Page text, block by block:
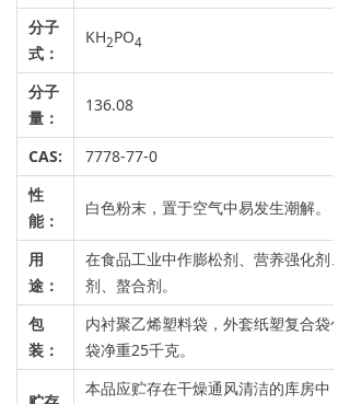
分子
式：
KH2PO4
分子
量：
136.08
CAS:
7778-77-0
性
能：
白色粉末，置于空气中易发生潮解。
用
途：
在食品工业中作膨松剂、营养强化剂、
剂、螯合剂。
包
装：
内衬聚乙烯塑料袋，外套纸塑复合袋包
袋净重25千克。
本品应贮存在干燥通风清洁的库房中，